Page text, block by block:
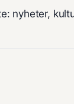
nyheter,